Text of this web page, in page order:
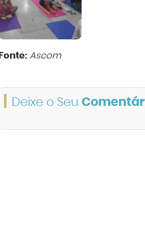
Fonte: Ascom
Deixe o Seu